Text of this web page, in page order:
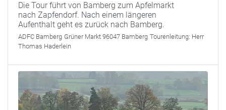
Die Tour führt von Bamberg zum Apfelmarkt
nach Zapfendorf. Nach einem längeren
Aufenthalt geht es zurück nach Bamberg.
ADFC Bamberg Grüner Markt 96047 Bamberg Tourenleitung: Herr
Thomas Haderlein